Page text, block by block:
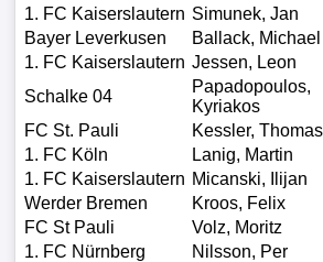
1. FC Kaiserslautern Simunek, Jan
Bayer Leverkusen
Ballack, Michael
1. FC Kaiserslautern Jessen, Leon
Schalke 04
Papadopoulos,
Kyriakos
FC St. Pauli
Kessler, Thomas
1. FC Köln
Lanig, Martin
1. FC Kaiserslautern Micanski, Ilijan
Werder Bremen
Kroos, Felix
FC St Pauli
Volz, Moritz
1. FC Nürnberg
Nilsson, Per